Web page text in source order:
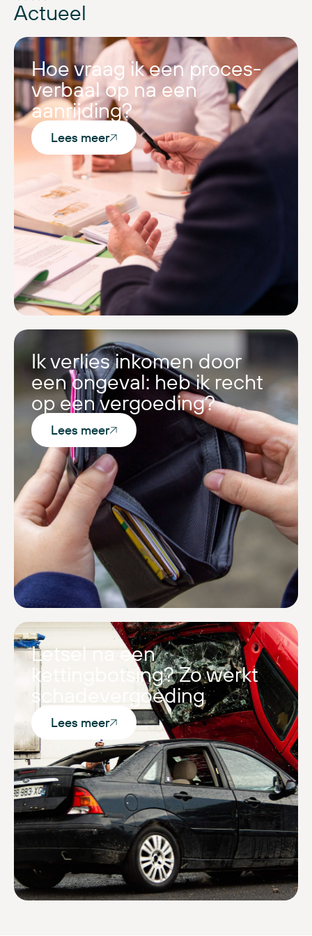
Actueel
Hoe vraag ik een proces-
verbaal op na een
aanrijding?
Lees meer
Ik verlies inkomen door
een ongeval: heb ik recht
op een vergoeding?
Lees meer
Letsel na een
kettingbotsing? Zo werkt
schadevergoeding
Lees meer